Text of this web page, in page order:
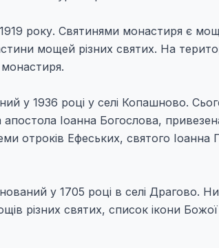
року. Святинями монастиря є
мощей різних святих. На
у 1936 році у селі Копашново.
Іоанна Богослова,
отроків Ефеських, святого Іоанна
у 1705 році в селі Драгово.
різних святих, список ікони